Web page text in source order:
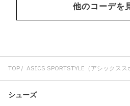
他のコーデを
TOP ASICS SPORTSTYLE（アシックスス
シューズ